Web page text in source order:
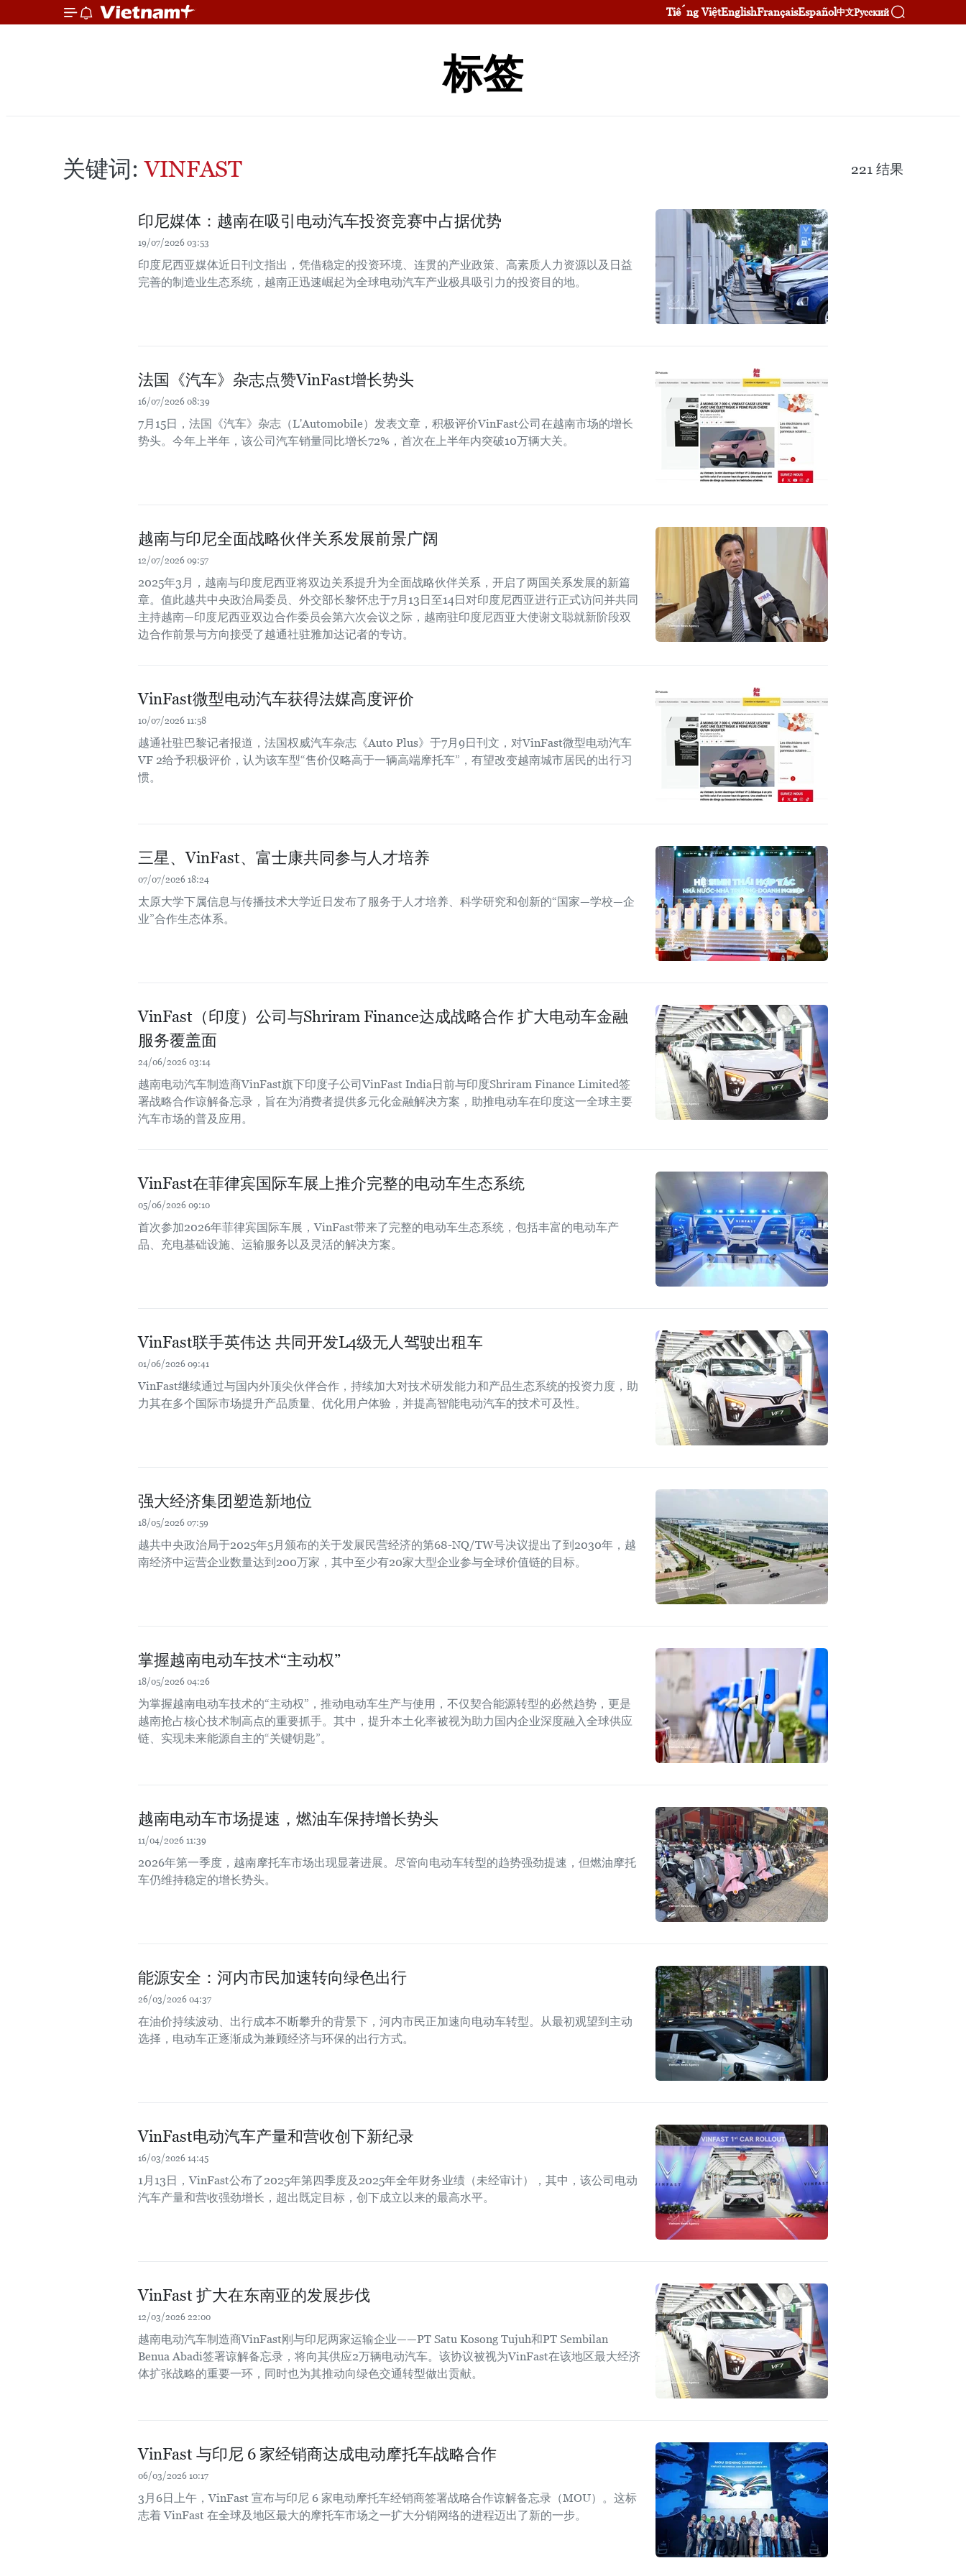
Tiếng ViệtEnglishFrançaisEspañol中文Русский
标签
关键词:VINFAST 221 结果
印尼媒体：越南在吸引电动汽车投资竞赛中占据优势
19/07/2026 03:53
印度尼西亚媒体近日刊文指出，凭借稳定的投资环境、连贯的产业政策、高素质人力资源以及日益
完善的制造业生态系统，越南正迅速崛起为全球电动汽车产业极具吸引力的投资目的地。
法国《汽车》杂志点赞VinFast增长势头
16/07/2026 08:39
7月15日，法国《汽车》杂志（L'Automobile）发表文章，积极评价VinFast公司在越南市场的增长
势头。今年上半年，该公司汽车销量同比增长72%，首次在上半年内突破10万辆大关。
越南与印尼全面战略伙伴关系发展前景广阔
12/07/2026 09:57
2025年3月，越南与印度尼西亚将双边关系提升为全面战略伙伴关系，开启了两国关系发展的新篇
章。值此越共中央政治局委员、外交部长黎怀忠于7月13日至14日对印度尼西亚进行正式访问并共同
主持越南—印度尼西亚双边合作委员会第六次会议之际，越南驻印度尼西亚大使谢文聪就新阶段双
边合作前景与方向接受了越通社驻雅加达记者的专访。
VinFast微型电动汽车获得法媒高度评价
10/07/2026 11:58
越通社驻巴黎记者报道，法国权威汽车杂志《Auto Plus》于7月9日刊文，对VinFast微型电动汽车
VF 2给予积极评价，认为该车型“售价仅略高于一辆高端摩托车”，有望改变越南城市居民的出行习
惯。
三星、VinFast、富士康共同参与人才培养
07/07/2026 18:24
太原大学下属信息与传播技术大学近日发布了服务于人才培养、科学研究和创新的“国家—学校—企
业”合作生态体系。
VinFast（印度）公司与Shriram Finance达成战略合作 扩大电动车金融
服务覆盖面
24/06/2026 03:14
越南电动汽车制造商VinFast旗下印度子公司VinFast India日前与印度Shriram Finance Limited签
署战略合作谅解备忘录，旨在为消费者提供多元化金融解决方案，助推电动车在印度这一全球主要
汽车市场的普及应用。
VinFast在菲律宾国际车展上推介完整的电动车生态系统
05/06/2026 09:10
首次参加2026年菲律宾国际车展，VinFast带来了完整的电动车生态系统，包括丰富的电动车产
品、充电基础设施、运输服务以及灵活的解决方案。
VinFast联手英伟达 共同开发L4级无人驾驶出租车
01/06/2026 09:41
VinFast继续通过与国内外顶尖伙伴合作，持续加大对技术研发能力和产品生态系统的投资力度，助
力其在多个国际市场提升产品质量、优化用户体验，并提高智能电动汽车的技术可及性。
强大经济集团塑造新地位
18/05/2026 07:59
越共中央政治局于2025年5月颁布的关于发展民营经济的第68-NQ/TW号决议提出了到2030年，越
南经济中运营企业数量达到200万家，其中至少有20家大型企业参与全球价值链的目标。
掌握越南电动车技术“主动权”
18/05/2026 04:26
为掌握越南电动车技术的“主动权”，推动电动车生产与使用，不仅契合能源转型的必然趋势，更是
越南抢占核心技术制高点的重要抓手。其中，提升本土化率被视为助力国内企业深度融入全球供应
链、实现未来能源自主的“关键钥匙”。
越南电动车市场提速，燃油车保持增长势头
11/04/2026 11:39
2026年第一季度，越南摩托车市场出现显著进展。尽管向电动车转型的趋势强劲提速，但燃油摩托
车仍维持稳定的增长势头。
能源安全：河内市民加速转向绿色出行
26/03/2026 04:37
在油价持续波动、出行成本不断攀升的背景下，河内市民正加速向电动车转型。从最初观望到主动
选择，电动车正逐渐成为兼顾经济与环保的出行方式。
VinFast电动汽车产量和营收创下新纪录
16/03/2026 14:45
1月13日，VinFast公布了2025年第四季度及2025年全年财务业绩（未经审计），其中，该公司电动
汽车产量和营收强劲增长，超出既定目标，创下成立以来的最高水平。
VinFast 扩大在东南亚的发展步伐
12/03/2026 22:00
越南电动汽车制造商VinFast刚与印尼两家运输企业——PT Satu Kosong Tujuh和PT Sembilan
Benua Abadi签署谅解备忘录，将向其供应2万辆电动汽车。该协议被视为VinFast在该地区最大经济
体扩张战略的重要一环，同时也为其推动向绿色交通转型做出贡献。
VinFast 与印尼 6 家经销商达成电动摩托车战略合作
06/03/2026 10:17
3月6日上午，VinFast 宣布与印尼 6 家电动摩托车经销商签署战略合作谅解备忘录（MOU）。这标
志着 VinFast 在全球及地区最大的摩托车市场之一扩大分销网络的进程迈出了新的一步。